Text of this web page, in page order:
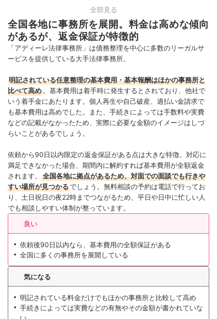
関西 10店舗
中国・四国 5店舗
全部見る
全国各地に事務所を展開。料金は高めな傾向
があるが、返金保証が特徴的
「アディーレ法律事務所」は債務整理を中心に多数のリーガルサ
ービスを提供している大手法律事務所。
明記されている任意整理の基本費用・基本報酬はほかの事務所と
比べて高め。基本費用は着手時に発生するとされており、他社で
いう着手金にあたります。個人再生や自己破産、過払い金請求で
も基本費用は高めでした。また、手続きによっては手数料や実費
などの記載がなかったため、実際に必要な金額のイメージはしづ
らいことがあるでしょう。
依頼から90日以内限定の返金保証がある点は大きな特徴。対応に
満足できなかった場合、期間内に解約すれば基本費用が全額返金
されます。
全国各地に拠点があるため、対面での面談でも行きや
すい場所が見つかるでしょう。無料相談の予約は電話で行ってお
り、土日祝日の夜22時までつながるため、平日や日中に忙しい人
でも相談しやすい体制が整っています。
良い
依頼後90日以内なら、基本費用の全額保証がある
全国に多くの事務所を展開している
気になる
明記されている料金だけでもほかの事務所と比較して高め
手続きによっては実費などの有無やその金額が書かれていな